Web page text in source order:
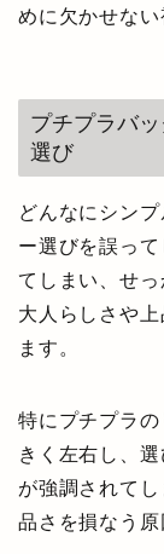
めに欠かせない
プチプラバ
選び
どんなにシン
ー選びを誤っ
てしまい、せ
大人らしさや
ます。
特にプチプラ
きく左右し、
が強調されて
品さを損なう原